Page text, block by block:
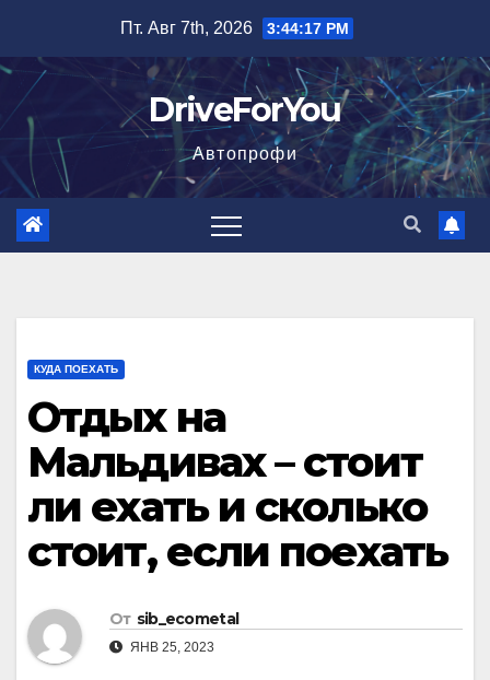
содержимому
Пт. Авг 7th, 2026 3:44:18 PM
DriveForYou
Автопрофи
КУДА ПОЕХАТЬ
Отдых на
Мальдивах – стоит
ли ехать и сколько
стоит, если поехать
От sib_ecometal
ЯНВ 25, 2023